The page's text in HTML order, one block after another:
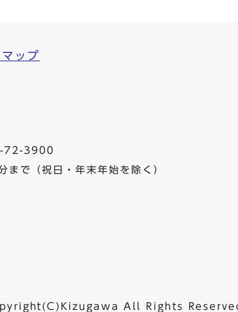
ップ
72-3900
で（祝日・年末年始を除く）
All Rights